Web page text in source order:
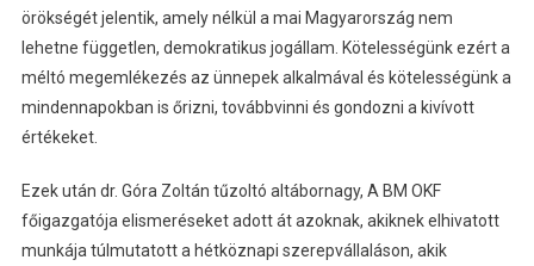
örökségét jelentik, amely nélkül a mai Magyarország nem
lehetne független, demokratikus jogállam. Kötelességünk ezért a
méltó megemlékezés az ünnepek alkalmával és kötelességünk a
mindennapokban is őrizni, továbbvinni és gondozni a kivívott
értékeket.
Ezek után dr. Góra Zoltán tűzoltó altábornagy, A BM OKF
főigazgatója elismeréseket adott át azoknak, akiknek elhivatott
munkája túlmutatott a hétköznapi szerepvállaláson, akik